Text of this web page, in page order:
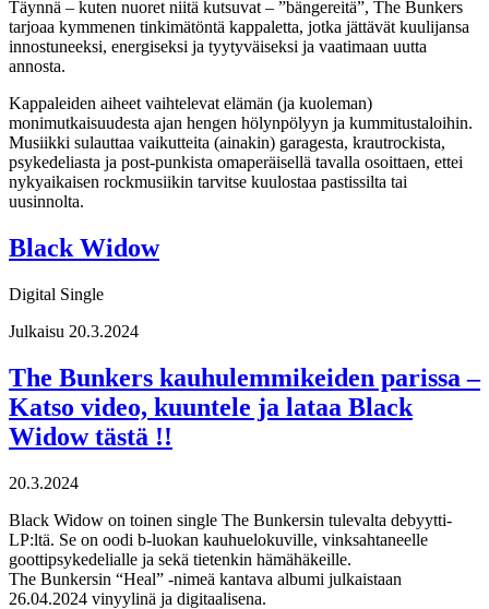
Täynnä – kuten nuoret niitä kutsuvat – ”bängereitä”, The Bunkers
tarjoaa kymmenen tinkimätöntä kappaletta, jotka jättävät kuulijansa
innostuneeksi, energiseksi ja tyytyväiseksi ja vaatimaan uutta
annosta.
Kappaleiden aiheet vaihtelevat elämän (ja kuoleman)
monimutkaisuudesta ajan hengen hölynpölyyn ja kummitustaloihin.
Musiikki sulauttaa vaikutteita (ainakin) garagesta, krautrockista,
psykedeliasta ja post-punkista omaperäisellä tavalla osoittaen, ettei
nykyaikaisen rockmusiikin tarvitse kuulostaa pastissilta tai
uusinnolta.
Black Widow
Digital Single
Julkaisu 20.3.2024
The Bunkers kauhulemmikeiden parissa –
Katso video, kuuntele ja lataa Black
Widow tästä !!
20.3.2024
Black Widow on toinen single The Bunkersin tulevalta debyytti-
LP:ltä. Se on oodi b-luokan kauhuelokuville, vinksahtaneelle
goottipsykedelialle ja sekä tietenkin hämähäkeille.
The Bunkersin “Heal” -nimeä kantava albumi julkaistaan
26.04.2024 vinyylinä ja digitaalisena.